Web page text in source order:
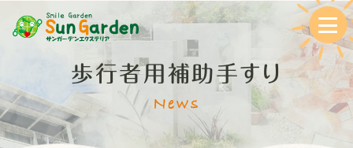
歩行者用補助手すり
News